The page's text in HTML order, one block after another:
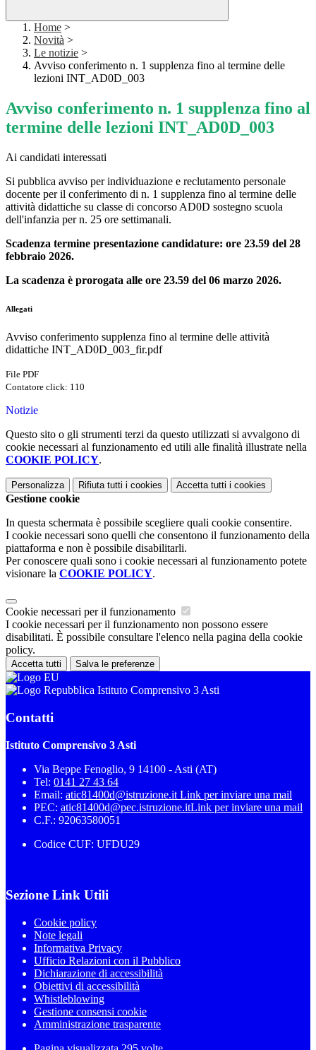
Home >
Novità >
Le notizie >
Avviso conferimento n. 1 supplenza fino al termine delle
lezioni INT_AD0D_003
Avviso conferimento n. 1 supplenza fino al
termine delle lezioni INT_AD0D_003
Ai candidati interessati
Si pubblica avviso per individuazione e reclutamento personale
docente per il conferimento di n. 1 supplenza fino al termine delle
attività didattiche su classe di concorso AD0D sostegno scuola
dell'infanzia per n. 25 ore settimanali.
Scadenza termine presentazione candidature: ore 23.59 del 28
febbraio 2026.
La scadenza è prorogata alle ore 23.59 del 06 marzo 2026.
Allegati
Avviso conferimento supplenza fino al termine delle attività
didattiche INT_AD0D_003_fir.pdf
File PDF
Contatore click: 110
Notizie
Questo sito o gli strumenti terzi da questo utilizzati si avvalgono di
cookie necessari al funzionamento ed utili alle finalità illustrate nella
COOKIE POLICY.
Personalizza Rifiuta tutti i cookies Accetta tutti i cookies
Gestione cookie
In questa schermata è possibile scegliere quali cookie consentire.
I cookie necessari sono quelli che consentono il funzionamento della
piattaforma e non è possibile disabilitarli.
Per conoscere quali sono i cookie necessari al funzionamento potete
visionare la COOKIE POLICY.
Cookie necessari per il funzionamento
I cookie necessari per il funzionamento non possono essere
disabilitati. È possibile consultare l'elenco nella pagina della cookie
policy.
Accetta tutti Salva le preferenze
Istituto Comprensivo 3 Asti
Contatti
Istituto Comprensivo 3 Asti
Via Beppe Fenoglio, 9 14100 - Asti (AT)
Tel: 0141 27 43 64
Email: atic81400d@istruzione.it Link per inviare una mail
PEC: atic81400d@pec.istruzione.itLink per inviare una mail
C.F.: 92063580051
Codice CUF: UFDU29
Sezione Link Utili
Cookie policy
Note legali
Informativa Privacy
Ufficio Relazioni con il Pubblico
Dichiarazione di accessibilità
Obiettivi di accessibilità
Whistleblowing
Gestione consensi cookie
Amministrazione trasparente